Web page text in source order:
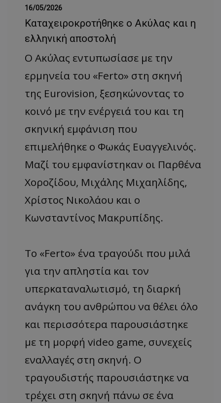
16/05/2026
Καταχειροκροτήθηκε ο Ακύλας και η
ελληνική αποστολή
Ο Ακύλας εντυπωσίασε με την
ερμηνεία του «Ferto» στη σκηνή
της Eurovision, ξεσηκώνοντας το
κοινό με την ενέργειά του και τη
σκηνική εμφάνιση που
επιμελήθηκε ο Φωκάς Ευαγγελινός.
Μαζί του εμφανίστηκαν οι Παρθένα
Χοροζίδου, Μιχάλης Μιχαηλίδης,
Χρίστος Νικολάου και ο
Κωνσταντίνος Μακρυπίδης.
Το «Ferto» ένα τραγούδι που μιλά
για την απληστία και τον
υπερκαταναλωτισμό, τη διαρκή
ανάγκη του ανθρώπου να θέλει όλο
και περισσότερα παρουσιάστηκε
με τη μορφή video game, συνεχείς
εναλλαγές στη σκηνή. Ο
τραγουδιστής παρουσιάστηκε να
τρέχει στη σκηνή πάνω σε ένα